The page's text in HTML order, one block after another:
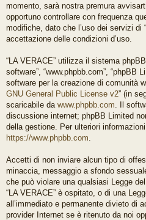
ap
idi
momento, sarà nostra premura
opportuno controllare con frequenza
modifiche, dato che l’uso dei servizi di
accettazione delle condizioni d’uso.
“LA VERACE” utilizza il sistema
software”, “www.phpbb.com”, “phpBB
software per la creazione di comunità
GNU General Public License v2” (in
scaricabile da www.phpbb.com . Il
discussione internet; phpBB Limited
della gestione. Per ulteriori
https://www.phpbb.com
Accetti di non inviare alcun tipo di
minaccia, messaggio a sfondo
che può violare una qualsiasi Legge
“LA VERACE” è ospitato, o di una
all’immediato e permanente divieto di
provider Internet se è ritenuto da noi